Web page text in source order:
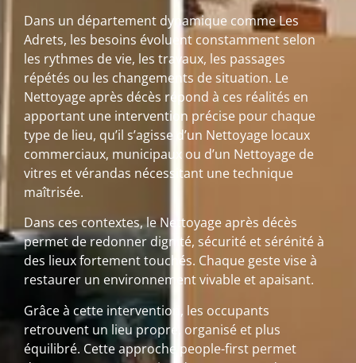
Dans un département dynamique comme Les
Adrets, les besoins évoluent constamment selon
les rythmes de vie, les travaux, les passages
répétés ou les changements de situation. Le
Nettoyage après décès répond à ces réalités en
apportant une intervention précise pour chaque
type de lieu, qu’il s’agisse d’un Nettoyage locaux
commerciaux, municipaux ou d’un Nettoyage de
vitres et vérandas nécessitant une technique
maîtrisée.
Dans ces contextes, le Nettoyage après décès
permet de redonner dignité, sécurité et sérénité à
des lieux fortement touchés. Chaque geste vise à
restaurer un environnement vivable et apaisant.
Grâce à cette intervention, les occupants
retrouvent un lieu propre, organisé et plus
équilibré. Cette approche people-first permet